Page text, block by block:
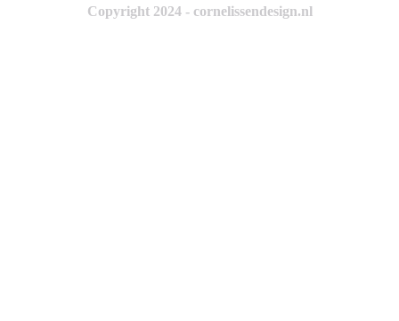
Copyright 2024 - cornelissendesign.nl